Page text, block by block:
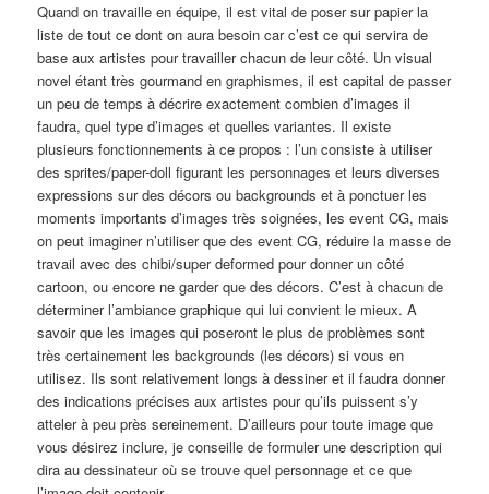
Quand on travaille en équipe, il est vital de poser sur papier la
liste de tout ce dont on aura besoin car c’est ce qui servira de
base aux artistes pour travailler chacun de leur côté. Un visual
novel étant très gourmand en graphismes, il est capital de passer
un peu de temps à décrire exactement combien d’images il
faudra, quel type d’images et quelles variantes. Il existe
plusieurs fonctionnements à ce propos : l’un consiste à utiliser
des sprites/paper-doll figurant les personnages et leurs diverses
expressions sur des décors ou backgrounds et à ponctuer les
moments importants d’images très soignées, les event CG, mais
on peut imaginer n’utiliser que des event CG, réduire la masse de
travail avec des chibi/super deformed pour donner un côté
cartoon, ou encore ne garder que des décors. C’est à chacun de
déterminer l’ambiance graphique qui lui convient le mieux. A
savoir que les images qui poseront le plus de problèmes sont
très certainement les backgrounds (les décors) si vous en
utilisez. Ils sont relativement longs à dessiner et il faudra donner
des indications précises aux artistes pour qu’ils puissent s’y
atteler à peu près sereinement. D’ailleurs pour toute image que
vous désirez inclure, je conseille de formuler une description qui
dira au dessinateur où se trouve quel personnage et ce que